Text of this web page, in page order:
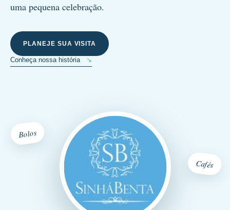
uma pequena celebração.
PLANEJE SUA VISITA
Conheça nossa história ↘
Bolos
Cafés